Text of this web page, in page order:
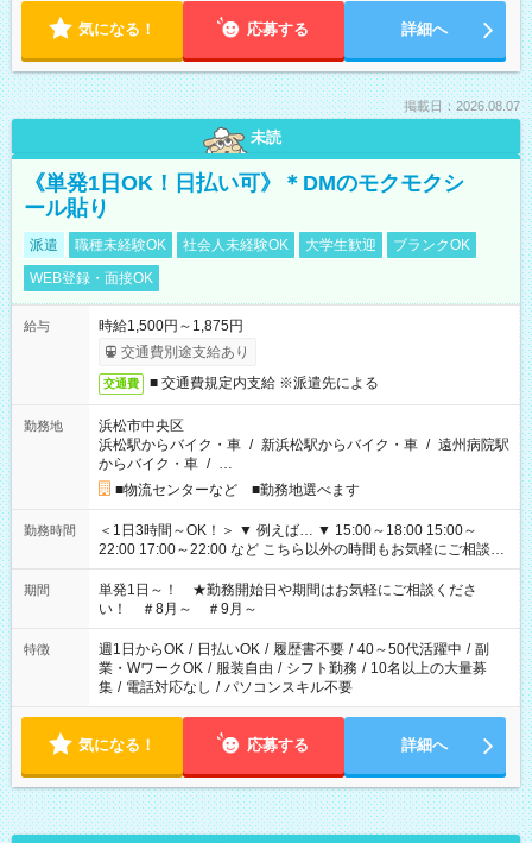
気になる！ 応募する 詳細へ
掲載日：2026.08.07
未読
《単発1日OK！日払い可》＊DMのモクモクシ
ール貼り
派遣 職種未経験OK 社会人未経験OK 大学生歓迎
ブランクOK
WEB登録・面接OK
給与
時給1,500円～1,875円
交通費別途支給あり
交通費 ■ 交通費規定内支給 ※派遣先による
勤務地
浜松市中央区
浜松駅からバイク・車 / 新浜松駅からバイク・車 / 遠州病院駅
からバイク・車 / …
■物流センターなど ■勤務地選べます
勤務時間
＜1日3時間～OK！＞ ▼ 例えば… ▼ 15:00～18:00 15:00～
22:00 17:00～22:00 など こちら以外の時間もお気軽にご相談く
ださい！
期間
単発1日～！ ★勤務開始日や期間はお気軽にご相談くださ
い！ ＃8月～ ＃9月～
特徴 週1日からOK / 日払いOK / 履歴書不要 / 40～50代活躍中 / 副
業・WワークOK / 服装自由 / シフト勤務 / 10名以上の大量募
集 / 電話対応なし / パソコンスキル不要
気になる！ 応募する 詳細へ